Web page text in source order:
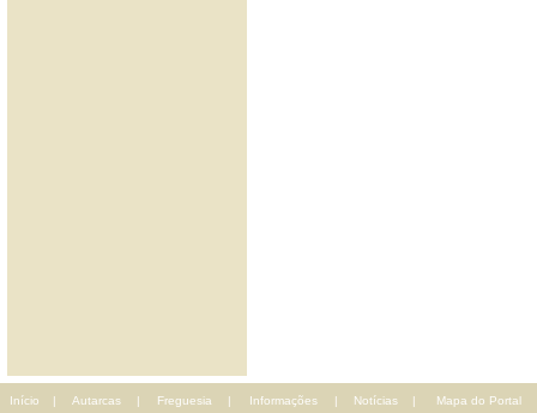
Início | Autarcas | Freguesia | Informações | Notícias | Mapa do Portal